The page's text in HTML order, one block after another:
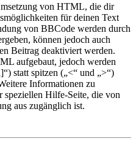
von HTML, die dir
für deinen Text
von BBCode werden durch
können jedoch auch
Beitrag deaktiviert werden.
aufgebaut, jedoch werden
statt spitzen („<“ und „>“)
Informationen zu
speziellen Hilfe-Seite, die von
aus zugänglich ist.